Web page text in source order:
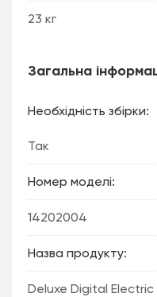
23 кг
Загальна
Необхідність збірки
Так
Номер моделі
14202004
Назва продукту
Deluxe Digital Electric